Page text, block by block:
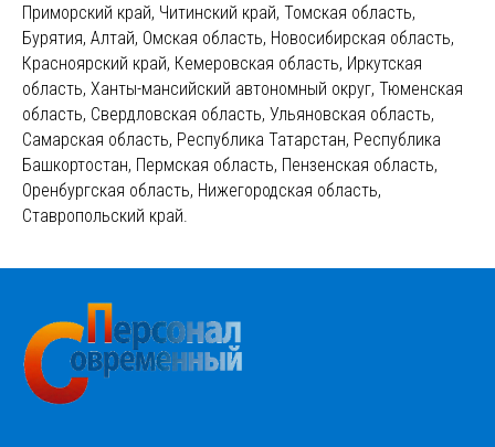
Приморский край, Читинский край, Томская область,
Бурятия, Алтай, Омская область, Новосибирская область,
Красноярский край, Кемеровская область, Иркутская
область, Ханты-мансийский автономный округ, Тюменская
область, Свердловская область, Ульяновская область,
Самарская область, Республика Татарстан, Республика
Башкортостан, Пермская область, Пензенская область,
Оренбургская область, Нижегородская область,
Ставропольский край.